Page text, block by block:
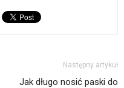
Następny artykuł
Jak długo nosić paski do